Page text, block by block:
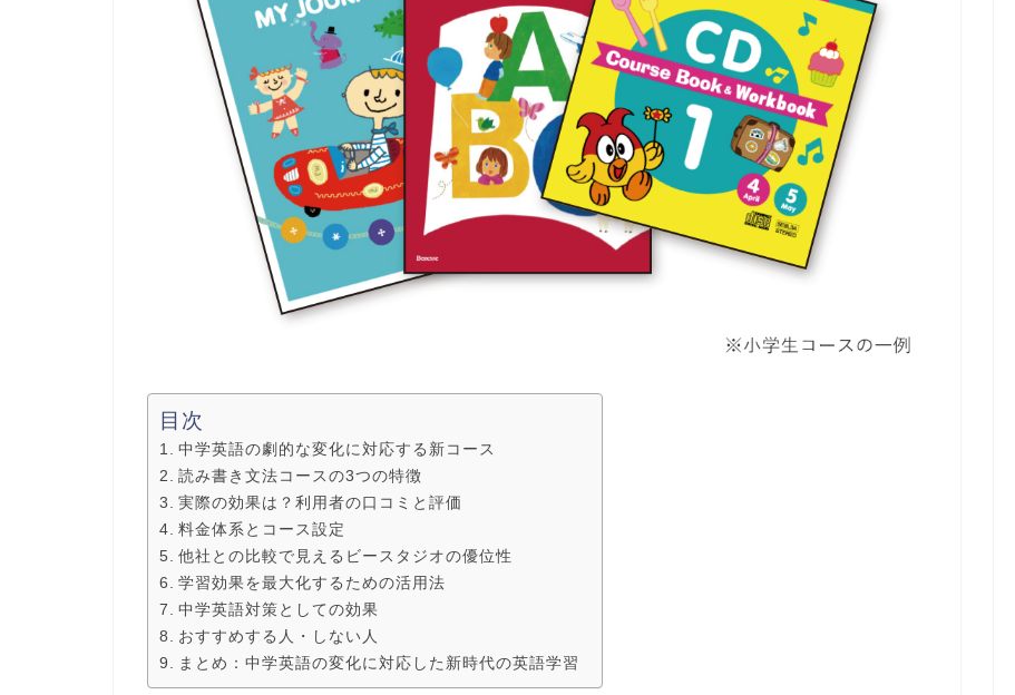
目次
中学英語の劇的な変化に対応する新コース
読み書き文法コースの3つの特徴
実際の効果は？利用者の口コミと評価
料金体系とコース設定
他社との比較で見えるビースタジオの優位性
学習効果を最大化するための活用法
中学英語対策としての効果
おすすめする人・しない人
まとめ：中学英語の変化に対応した新時代の英語学習